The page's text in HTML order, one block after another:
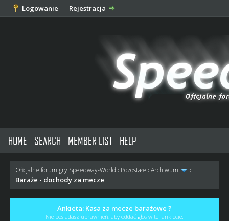
Logowanie Rejestracja
HOME SEARCH MEMBER LIST HELP
Oficjalne forum gry Speedway-World › Pozostałe ›Archiwum ›
Baraże - dochody za mecze
Ankieta: Kasa za mecze barażowe ?
Nie posiadasz uprawnień, aby oddać głos w tej ankiecie.